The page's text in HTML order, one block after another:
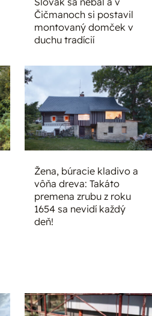
Čičmanoch si postavil
montovaný domček v
duchu tradícií
Žena, búracie kladivo a
vôňa dreva: Takáto
premena zrubu z roku
1654 sa nevidí každý
deň!